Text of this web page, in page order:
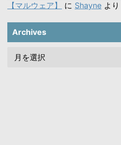
【マルウェア】
に Shayne より
Archives